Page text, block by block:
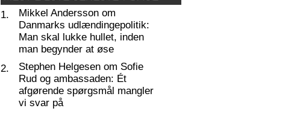
1.
Mikkel Andersson om
Danmarks udlændingepolitik:
Man skal lukke hullet, inden
man begynder at øse
2.
Stephen Helgesen om Sofie
Rud og ambassaden: Ét
afgørende spørgsmål mangler
vi svar på